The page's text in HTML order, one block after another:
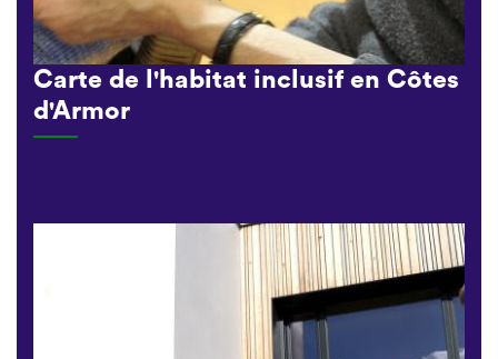
Carte de l'habitat inclusif en Côtes
d'Armor